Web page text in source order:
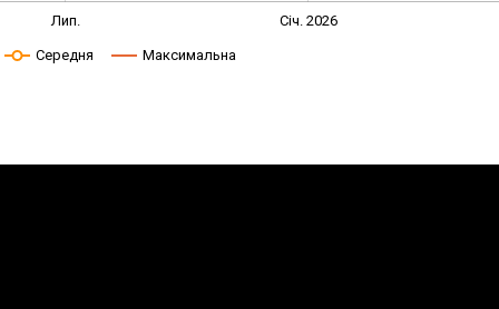
Лип. Січ. 2026
Середня Максимальна